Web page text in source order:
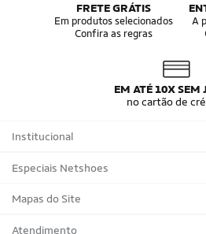
FRETE GRÁTIS
Em produtos selecionados
Confira as regras
A
EM ATÉ 10X SEM
no cartão de
Institucional
Sobre a Netshoes
Política de Privacidade
Programa de Afiliados
Especiais Netshoes
Suplementos
Corrida
Mapas do Site
Marcas
Atendimento